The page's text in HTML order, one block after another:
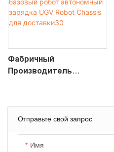
Отправьте свой запрос
Имя
Фабричный
Производитель
Зарядка UGV Robot
Chassis Для Доставки30